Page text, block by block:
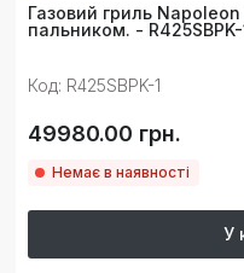
Газовий гриль
пальником. - R425SBPK-
Код: R425SBPK-1
49980.00 грн.
Немає в наявності
У